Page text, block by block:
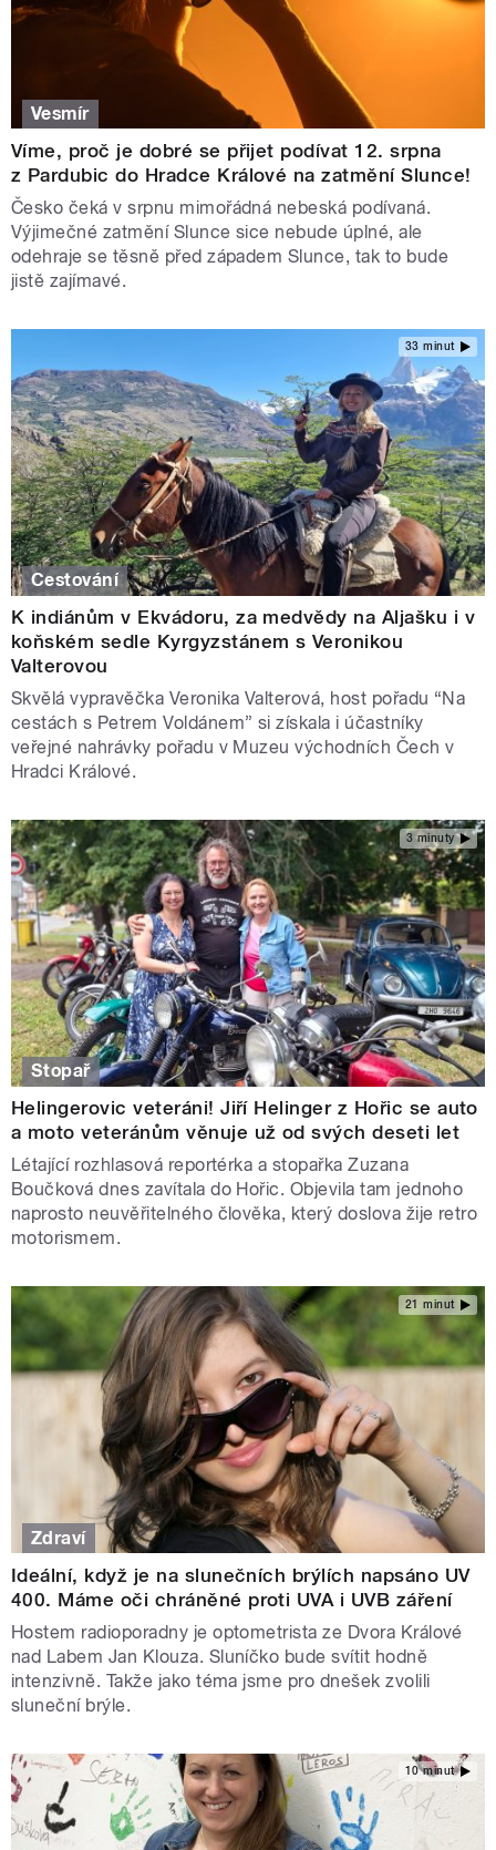
Vesmír
Víme, proč je dobré se přijet podívat 12. srpna
z Pardubic do Hradce Králové na zatmění Slunce!
Česko čeká v srpnu mimořádná nebeská podívaná.
Výjimečné zatmění Slunce sice nebude úplné, ale
odehraje se těsně před západem Slunce, tak to bude
jistě zajímavé.
33 minut
Cestování
K indiánům v Ekvádoru, za medvědy na Aljašku i v
koňském sedle Kyrgyzstánem s Veronikou
Valterovou
Skvělá vypravěčka Veronika Valterová, host pořadu “Na
cestách s Petrem Voldánem” si získala i účastníky
veřejné nahrávky pořadu v Muzeu východních Čech v
Hradci Králové.
3 minuty
Stopař
Helingerovic veteráni! Jiří Helinger z Hořic se auto
a moto veteránům věnuje už od svých deseti let
Létající rozhlasová reportérka a stopařka Zuzana
Boučková dnes zavítala do Hořic. Objevila tam jednoho
naprosto neuvěřitelného člověka, který doslova žije retro
motorismem.
21 minut
Zdraví
Ideální, když je na slunečních brýlích napsáno UV
400. Máme oči chráněné proti UVA i UVB záření
Hostem radioporadny je optometrista ze Dvora Králové
nad Labem Jan Klouza. Sluníčko bude svítit hodně
intenzivně. Takže jako téma jsme pro dnešek zvolili
sluneční brýle.
10 minut